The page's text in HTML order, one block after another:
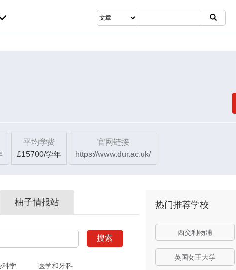
平均学费
£15700/学年
官网链接
https://www.dur.ac.uk/
柚子情报站
搜索
科学 医学和牙科
热门推荐学校
西交利物浦
英国女王大学